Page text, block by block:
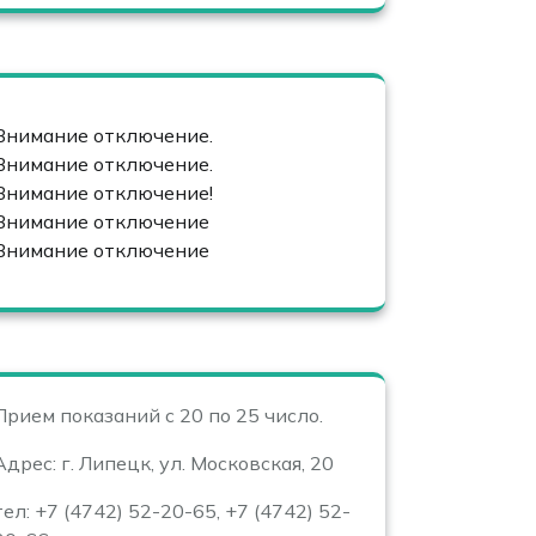
отключение.
отключение.
отключение!
отключение
отключение
показаний с 20 по 25 число.
г. Липецк, ул. Московская, 20
+7 (4742) 52-20-65, +7 (4742) 52-